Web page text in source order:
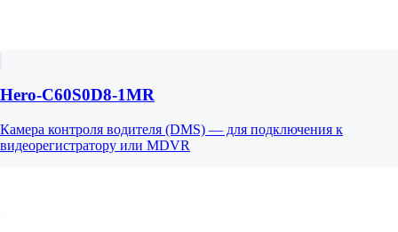
Hero-C60S0D8-1MR
Камера контроля водителя (DMS) — для подключения к
видеорегистратору или MDVR